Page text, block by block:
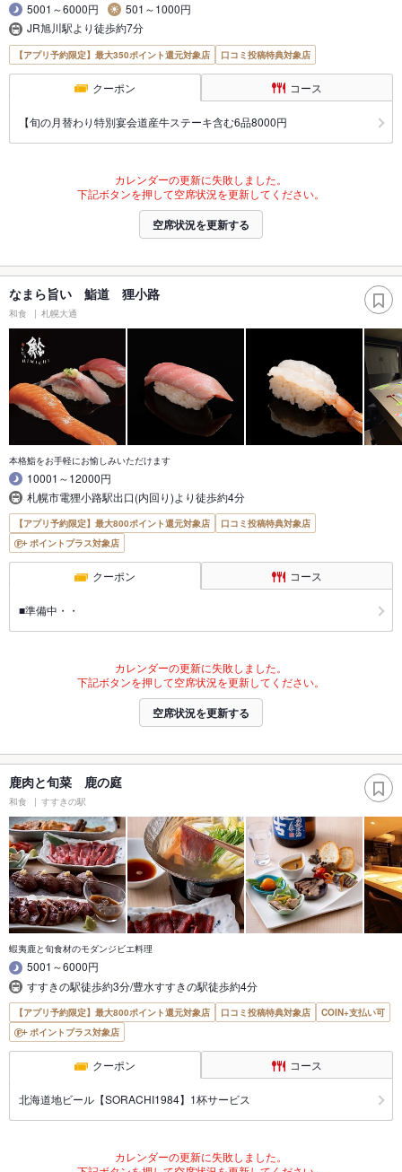
5001～6000円
501～1000円
JR旭川駅より徒歩約7分
【アプリ予約限定】最大350ポイント還元対象店 口コミ投稿特典対象店
クーポン コース
【旬の月替わり特別宴会道産牛ステーキ含む6品8000円
カレンダーの更新に失敗しました。
下記ボタンを押して空席状況を更新してください。
空席状況を更新する
なまら旨い 鮨道 狸小路
和食 札幌大通
本格鮨をお手軽にお愉しみいただけます
10001～12000円
札幌市電狸小路駅出口(内回り)より徒歩約4分
【アプリ予約限定】最大800ポイント還元対象店
口コミ投稿特典対象店
ポイントプラス対象店
クーポン コース
■準備中・・
カレンダーの更新に失敗しました。
下記ボタンを押して空席状況を更新してください。
空席状況を更新する
鹿肉と旬菜 鹿の庭
和食 すすきの駅
蝦夷鹿と旬食材のモダンジビエ料理
5001～6000円
すすきの駅徒歩約3分/豊水すすきの駅徒歩約4分
【アプリ予約限定】最大800ポイント還元対象店 口コミ投稿特典対象店
COIN+支払い可
ポイントプラス対象店
クーポン コース
北海道地ビール【SORACHI1984】1杯サービス
カレンダーの更新に失敗しました。